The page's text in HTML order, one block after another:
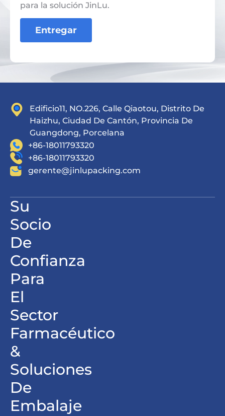
​​para la solución JinLu.
Entregar
Edificio11, NO.226, Calle Qiaotou, Distrito De
Haizhu, Ciudad De Cantón, Provincia De
Guangdong, Porcelana
+86-18011793320
+86-18011793320
gerente@jinlupacking.com
Su
Socio
De
Confianza
Para
El
Sector
Farmacéutico
&
Soluciones
De
Embalaje